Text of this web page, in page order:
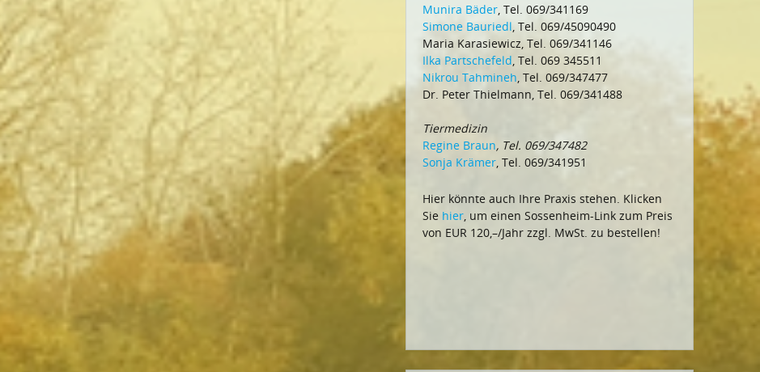
Munira Bäder, Tel. 069/341169
Simone Bauriedl, Tel. 069/45090490
Maria Karasiewicz, Tel. 069/341146
Ilka Partschefeld, Tel. 069 345511
Nikrou Tahmineh, Tel. 069/347477
Dr. Peter Thielmann, Tel. 069/341488
Tiermedizin
Regine Braun, Tel. 069/347482
Sonja Krämer, Tel. 069/341951
Hier könnte auch Ihre Praxis stehen. Klicken
Sie hier, um einen Sossenheim-Link zum Preis
von EUR 120,–/Jahr zzgl. MwSt. zu bestellen!